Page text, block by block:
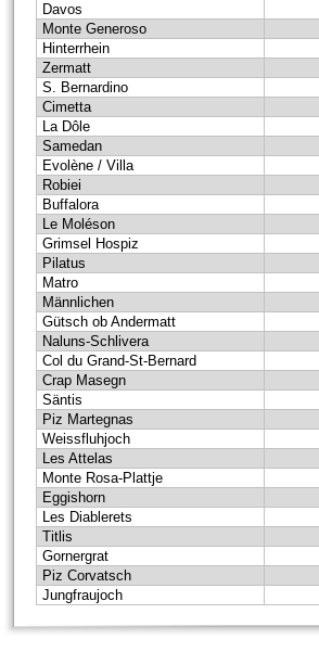
Davos
Monte Generoso
Hinterrhein
Zermatt
S. Bernardino
Cimetta
La Dôle
Samedan
Evolène / Villa
Robiei
Buffalora
Le Moléson
Grimsel Hospiz
Pilatus
Matro
Männlichen
Gütsch ob Andermatt
Naluns-Schlivera
Col du Grand-St-Bernard
Crap Masegn
Säntis
Piz Martegnas
Weissfluhjoch
Les Attelas
Monte Rosa-Plattje
Eggishorn
Les Diablerets
Titlis
Gornergrat
Piz Corvatsch
Jungfraujoch